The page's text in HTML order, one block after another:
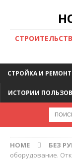
СТРОЙКА И РЕМОНТ
ИСТОРИИ
HOME БЕЗ
оборудование.